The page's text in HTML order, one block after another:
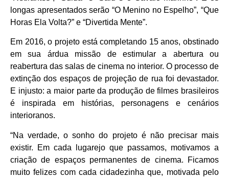
longas apresentados serão “O Menino no Espelho”, “Que
Horas Ela Volta?” e “Divertida Mente”.
Em 2016, o projeto está completando 15 anos, obstinado
em sua árdua missão de estimular a abertura ou
reabertura das salas de cinema no interior. O processo de
extinção dos espaços de projeção de rua foi devastador.
E injusto: a maior parte da produção de filmes brasileiros
é inspirada em histórias, personagens e cenários
interioranos.
“Na verdade, o sonho do projeto é não precisar mais
existir. Em cada lugarejo que passamos, motivamos a
criação de espaços permanentes de cinema. Ficamos
muito felizes com cada cidadezinha que, motivada pelo